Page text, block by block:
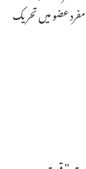
عضو میں تحریک